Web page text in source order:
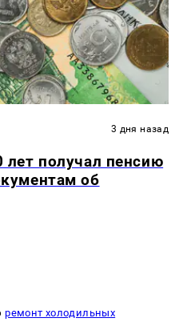
3 дня назад
получал пенсию
об
ремонт холодильных